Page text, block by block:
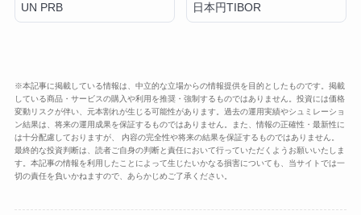
UN PRB 日本円TIBOR
※本記事に掲載している情報は、中立的な立場からの情報提供を目的としたものです。掲載
している商品・サービスの購入や利用を推奨・強制するものではありません。投資には価格
変動リスクが伴い、元本割れが生じる可能性があります。過去の運用実績やシュミレーショ
ン結果は、将来の運用成果を保証するものではありません。また、情報の正確性・最新性に
は十分配慮しておりますが、 内容の完全性や将来の結果を保証するものではありません。
最終的な投資判断は、読者ご自身の判断と責任において行っていただくようお願いいたしま
す。本記事の情報を利用したことによって生じたいかなる損害についても、当サイトでは一
切の責任を負いかねますので、あらかじめご了承ください。